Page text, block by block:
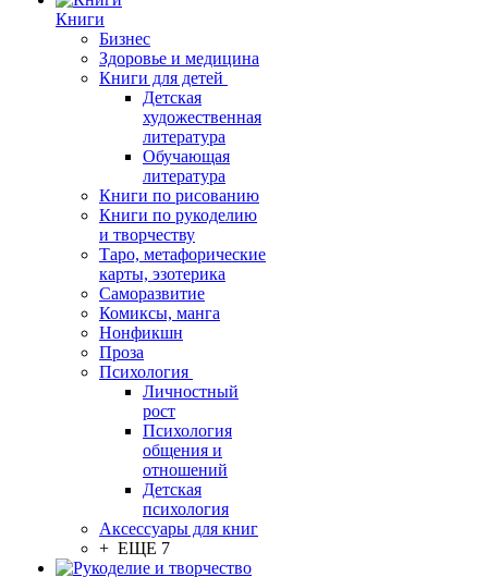
Книги
Бизнес
Здоровье и медицина
Книги для детей
Детская
художественная
литература
Обучающая
литература
Книги по рисованию
Книги по рукоделию
и творчеству
Таро, метафорические
карты, эзотерика
Саморазвитие
Комиксы, манга
Нонфикшн
Проза
Психология
Личностный
рост
Психология
общения и
отношений
Детская
психология
Аксессуары для книг
+ ЕЩЕ 7